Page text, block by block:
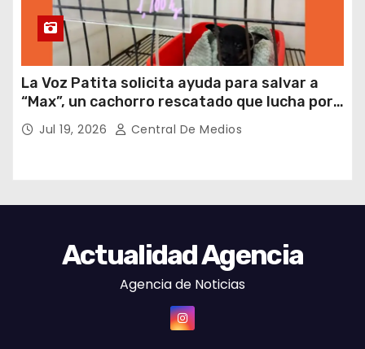
La Voz Patita solicita ayuda para salvar a
“Max”, un cachorro rescatado que lucha por
su vida
Jul 19, 2026 Central De Medios
Actualidad Agencia
Agencia de Noticias